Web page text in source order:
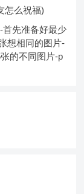
怎么祝福)
首先准备好最少
想相同的图片-
的不同图片-p